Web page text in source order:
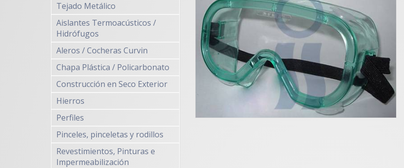
Tejado Metálico
Aislantes Termoacústicos /
Hidrófugos
Aleros / Cocheras Curvin
Chapa Plástica / Policarbonato
Construcción en Seco Exterior
Hierros
Perfiles
Pinceles, pinceletas y rodillos
Revestimientos, Pinturas e
Impermeabilización